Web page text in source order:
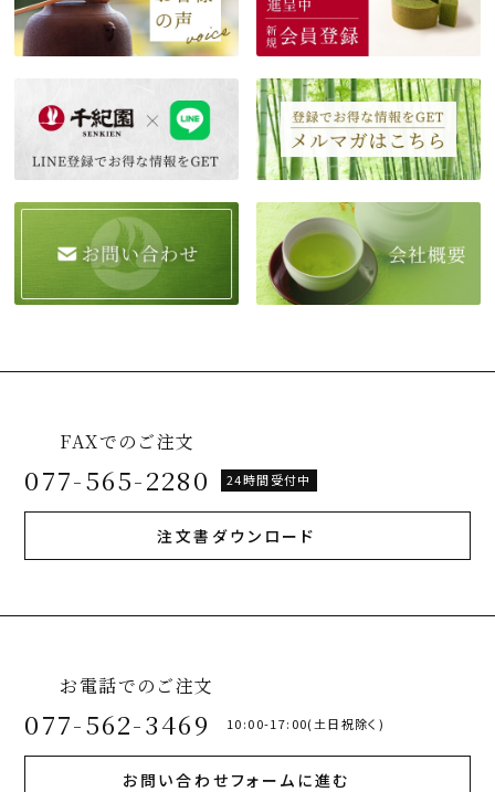
FAXでのご注文
077-565-2280 24時間受付中
注文書ダウンロード
お電話でのご注文
077-562-3469 10:00-17:00(土日祝除く)
お問い合わせフォームに進む